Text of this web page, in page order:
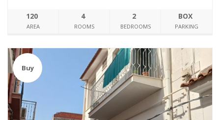
120
AREA
4
ROOMS
2
BEDROOMS
BOX
PARKING
Buy